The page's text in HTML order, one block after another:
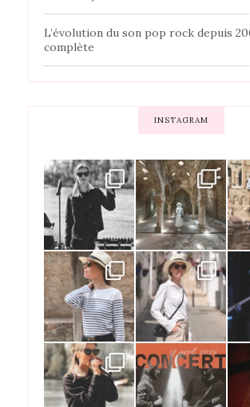
L’évolution du son pop rock depuis
complète
INSTAGRAM